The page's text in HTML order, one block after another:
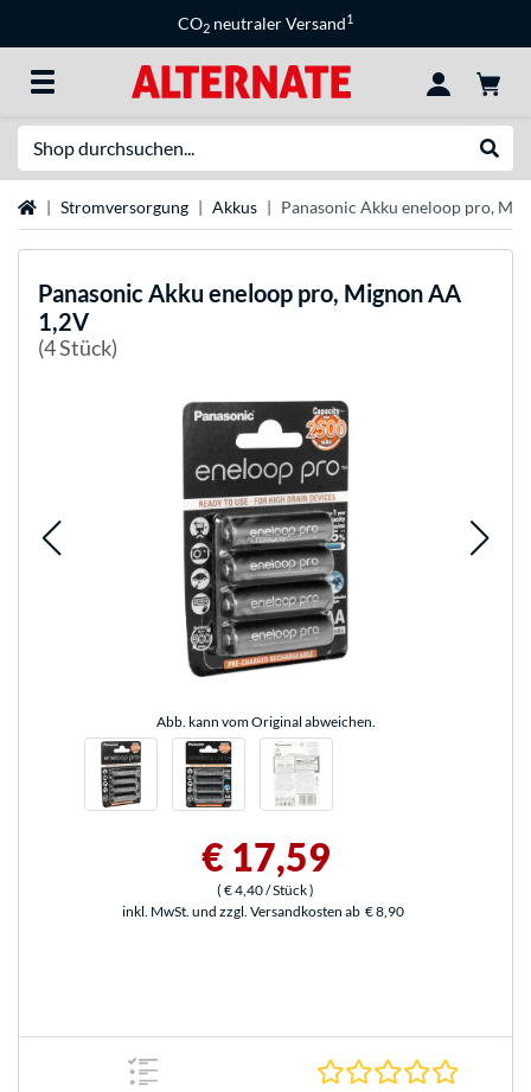
CO2 neutraler Versand1
StartseiteStromversorgung Akkus Panasonic Akku eneloop pro,
Panasonic Akku eneloop pro, Mignon AA
1,2V
(4 Stück)
Abb. kann vom Original abweichen.
€ 17,59
( € 4,40/ Stück)
inkl. MwSt. und zzgl. Versandkosten ab € 8,90